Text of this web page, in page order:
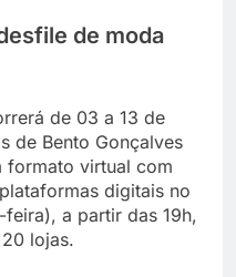
de moda
de 03 a 13 de
de Bento Gonçalves
formato virtual com
digitais no
a partir das 19h,
lojas.